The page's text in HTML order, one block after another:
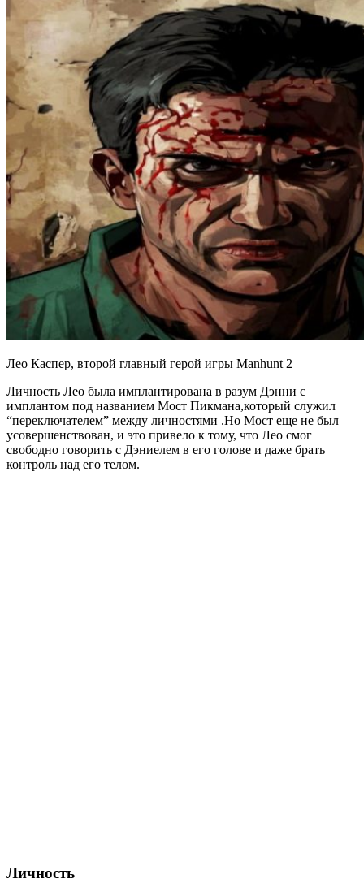
Лео Каспер, второй главный герой игры Manhunt 2
Личность Лео была имплантирована в разум Дэнни с
имплантом под названием Мост Пикмана,который служил
“переключателем” между личностями .Но Мост еще не был
усовершенствован, и это привело к тому, что Лео смог
свободно говорить с Дэниелем в его голове и даже брать
контроль над его телом.
Личность